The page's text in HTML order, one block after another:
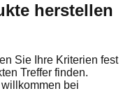
herstellen
Sie Ihre Kriterien fest
Treffer finden.
bei